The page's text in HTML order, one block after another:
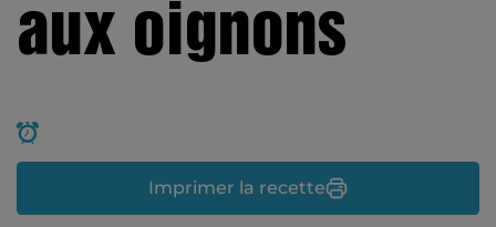
aux oignons
Imprimer la recette